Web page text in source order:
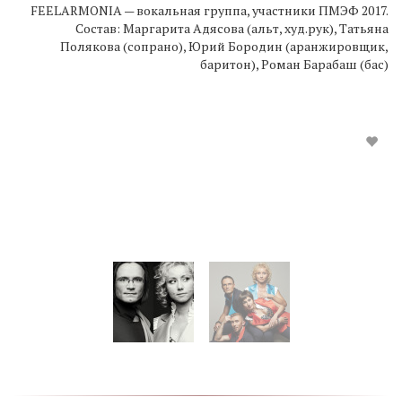
FEELARMONIA — вокальная группа, участники ПМЭФ 2017.
Состав: Маргарита Адясова (альт, худ.рук), Татьяна
Полякова (сопрано), Юрий Бородин (аранжировщик,
баритон), Роман Барабаш (бас)
FEELARMONIA- vocal group, participants of the SPIEF 2017.
FEELARMONIA — вокальная группа, участники ПМЭФ 2017.
Состав: Маргарита Адясова (альт, худ.рук), Татьяна